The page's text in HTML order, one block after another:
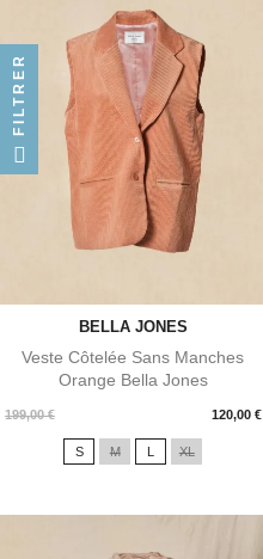
BELLA JONES
Veste Côtelée Sans Manches
Orange Bella Jones
199,00 € 120,00 €
Prix
S M L XL
FILTRER